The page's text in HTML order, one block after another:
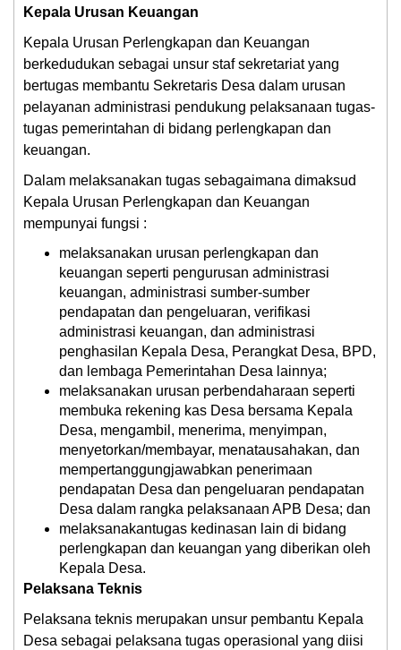
Kepala Urusan Keuangan
Kepala Urusan Perlengkapan dan Keuangan
berkedudukan sebagai unsur staf sekretariat yang
bertugas membantu Sekretaris Desa dalam urusan
pelayanan administrasi pendukung pelaksanaan tugas-
tugas pemerintahan di bidang perlengkapan dan
keuangan.
Dalam melaksanakan tugas sebagaimana dimaksud
Kepala Urusan Perlengkapan dan Keuangan
mempunyai fungsi :
melaksanakan urusan perlengkapan dan
keuangan seperti pengurusan administrasi
keuangan, administrasi sumber-sumber
pendapatan dan pengeluaran, verifikasi
administrasi keuangan, dan administrasi
penghasilan Kepala Desa, Perangkat Desa, BPD,
dan lembaga Pemerintahan Desa lainnya;
melaksanakan urusan perbendaharaan seperti
membuka rekening kas Desa bersama Kepala
Desa, mengambil, menerima, menyimpan,
menyetorkan/membayar, menatausahakan, dan
mempertanggungjawabkan penerimaan
pendapatan Desa dan pengeluaran pendapatan
Desa dalam rangka pelaksanaan APB Desa; dan
melaksanakantugas kedinasan lain di bidang
perlengkapan dan keuangan yang diberikan oleh
Kepala Desa.
Pelaksana Teknis
Pelaksana teknis merupakan unsur pembantu Kepala
Desa sebagai pelaksana tugas operasional yang diisi